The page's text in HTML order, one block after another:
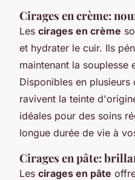
Cirages en crème:
Les cirages en crème
et hydrater le cuir. Ils
maintenant la souplesse
Disponibles en
ravivent la teinte
idéales pour des soins
longue durée de vie à
Cirages en pâte:
Les cirages en pâte